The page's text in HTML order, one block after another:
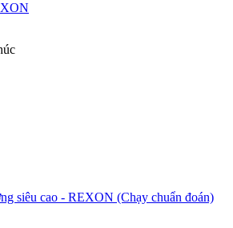
siêu cao - REXON (Chạy chuẩn đoán)